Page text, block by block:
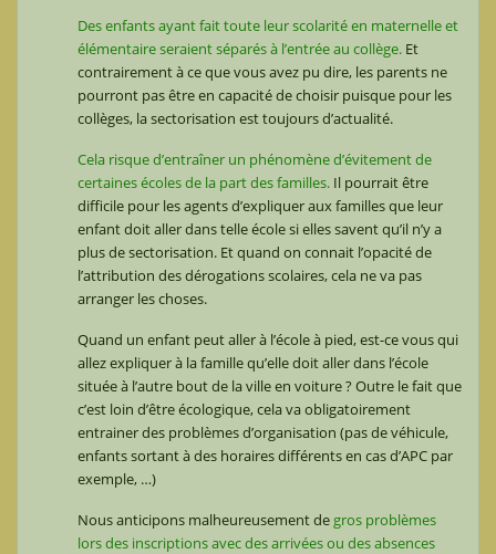
Des enfants ayant fait toute leur scolarité en maternelle et
élémentaire seraient séparés à l’entrée au collège. Et
contrairement à ce que vous avez pu dire, les parents ne
pourront pas être en capacité de choisir puisque pour les
collèges, la sectorisation est toujours d’actualité.
Cela risque d’entraîner un phénomène d’évitement de
certaines écoles de la part des familles. Il pourrait être
difficile pour les agents d’expliquer aux familles que leur
enfant doit aller dans telle école si elles savent qu’il n’y a
plus de sectorisation. Et quand on connait l’opacité de
l’attribution des dérogations scolaires, cela ne va pas
arranger les choses.
Quand un enfant peut aller à l’école à pied, est-ce vous qui
allez expliquer à la famille qu’elle doit aller dans l’école
située à l’autre bout de la ville en voiture ? Outre le fait que
c’est loin d’être écologique, cela va obligatoirement
entrainer des problèmes d’organisation (pas de véhicule,
enfants sortant à des horaires différents en cas d’APC par
exemple, …)
Nous anticipons malheureusement de gros problèmes
lors des inscriptions avec des arrivées ou des absences